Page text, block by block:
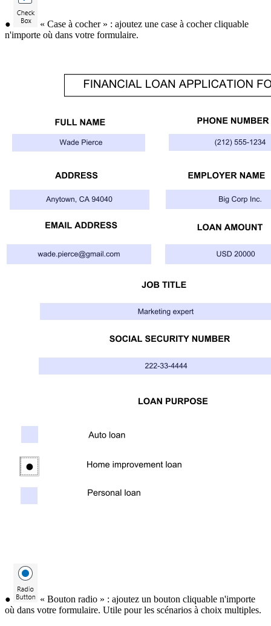
●
« Case à cocher » : ajoutez une case à cocher cliquable
n'importe où dans votre formulaire.
●
« Bouton radio » : ajoutez un bouton cliquable n'importe
où dans votre formulaire. Utile pour les scénarios à choix multiples.